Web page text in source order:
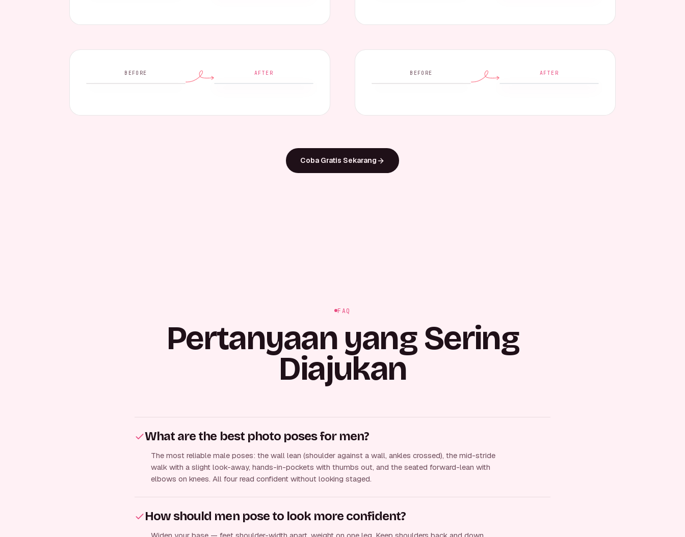
BEFORE AFTER BEFORE AFTER
Coba Gratis Sekarang
FAQ
Pertanyaan yang Sering
Diajukan
What are the best photo poses for men?
The most reliable male poses: the wall lean (shoulder against a wall, ankles crossed), the mid-stride
walk with a slight look-away, hands-in-pockets with thumbs out, and the seated forward-lean with
elbows on knees. All four read confident without looking staged.
How should men pose to look more confident?
Widen your base — feet shoulder-width apart, weight on one leg. Keep shoulders back and down,